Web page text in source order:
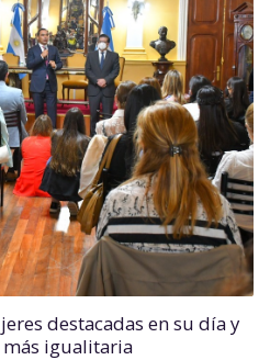
destacadas en su día y
igualitaria